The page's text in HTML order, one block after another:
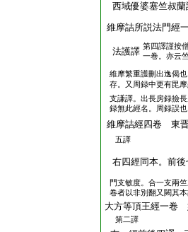
西域優婆塞竺叔蘭
維摩詰所説法門經
法護譯 第四譯謹按
一卷。亦云
維摩繁重護刪出逸偈
存。又周録中更有毘
支謙譯。出長房録撿
録無此經名。周録誤也
維摩詰經四卷 東
五譯
右四經同本。前
門支敏度。合一支兩
卷者以非別翻又闕其
大方等頂王經一卷
第二譯